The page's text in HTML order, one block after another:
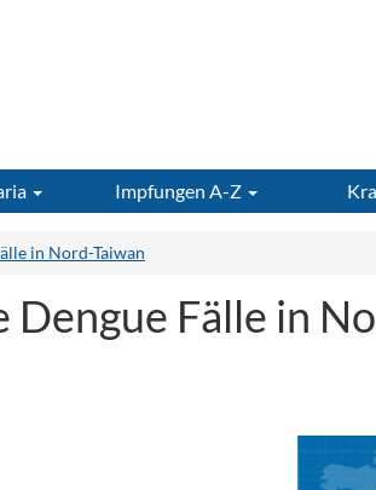
Impfungen A-Z
in Nord-Taiwan
Dengue Fälle in